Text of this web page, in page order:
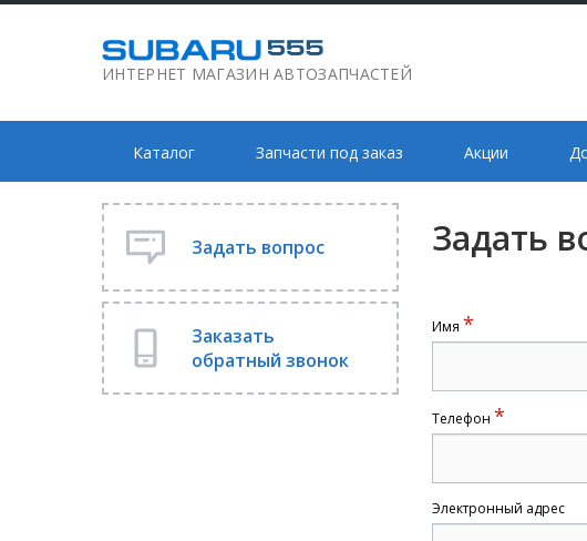
ИНТЕРНЕТ МАГАЗИН АВТОЗАПЧАСТЕЙ
Каталог Запчасти под заказ Акции
Задать
Задать вопрос
Заказать
обратный звонок
Имя *
Телефон *
Электронный адрес